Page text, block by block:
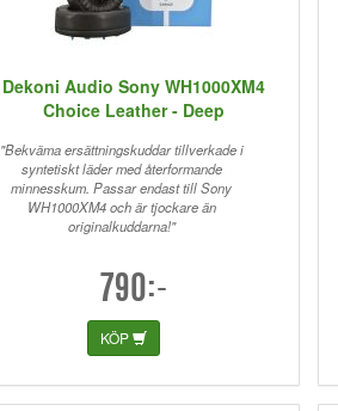
Dekoni Audio Sony WH1000XM4
Choice Leather - Deep
"Bekväma ersättningskuddar tillverkade i
syntetiskt läder med återformande
minnesskum. Passar endast till Sony
WH1000XM4 och är tjockare än
originalkuddarna!"
790:-
KÖP